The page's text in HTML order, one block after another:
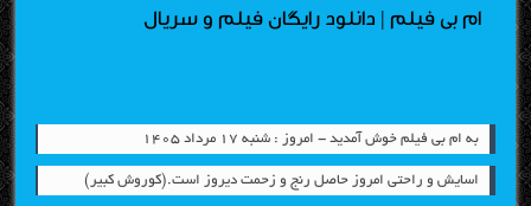
ام بی فیلم | دانلود رایگان فیلم و سریال
به ام بی فیلم خوش آمدید - امروز : شنبه ۱۷ مرداد ۱۴۰۵
اسایش و راحتی امروز حاصل رنج و زحمت دیروز است.(کوروش کبیر)